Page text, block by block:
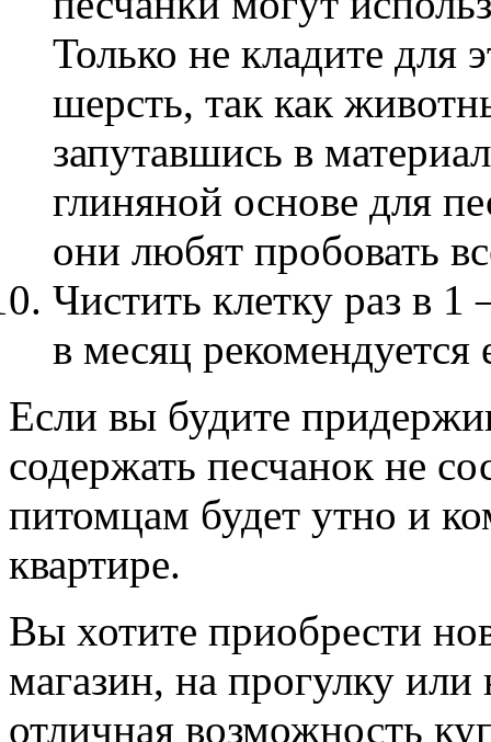
Только не кладите для
шерсть, так как
запутавшись в
глиняной основе для
они любят пробовать
Чистить клетку раз в 1
в месяц рекомендуется
Если вы будите
содержать песчанок не
питомцам будет утно и
квартире.
Вы хотите приобрести
магазин, на прогулку или
отличная возможность